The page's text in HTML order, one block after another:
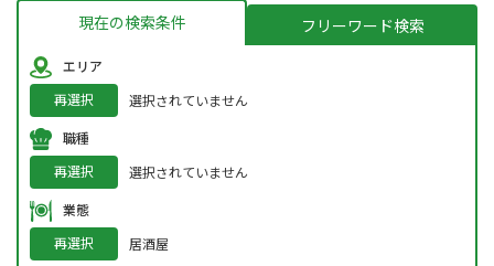
現在の検索条件 フリーワード検索
エリア
再選択
選択されていません
職種
再選択
選択されていません
業態
再選択
居酒屋